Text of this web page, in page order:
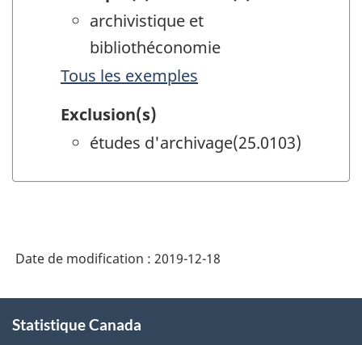
archivistique et
bibliothéconomie
Tous les exemples
Exclusion(s)
études d'archivage(25.0103)
Date de modification : 2019-12-18
propos
Statistique Canada